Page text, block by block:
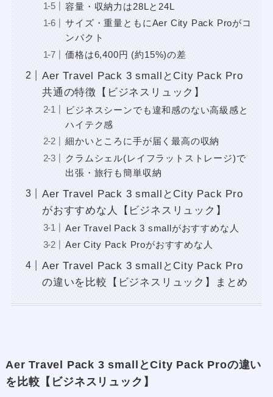
容量・収納力は28Lと24L
サイズ・重量ともにAer City Pack Proがコ
ンパクト
価格は6,400円 (約15%)の差
Aer Travel Pack 3 smallとCity Pack Pro
共通の特徴【ビジネスリュック】
ビジネスシーンでも違和感のない高級感と
ハイテク感
細かいところに手が届く最高の収納
クラムシェル(レイフラットストレージ)で
出張・旅行も簡単収納
Aer Travel Pack 3 smallとCity Pack Pro
がおすすめな人【ビジネスリュック】
Aer Travel Pack 3 smallがおすすめな人
Aer City Pack Proがおすすめな人
Aer Travel Pack 3 smallとCity Pack Pro
の違いを比較【ビジネスリュック】まとめ
Aer Travel Pack 3 smallとCity Pack Proの違い
を比較【ビジネスリュック】